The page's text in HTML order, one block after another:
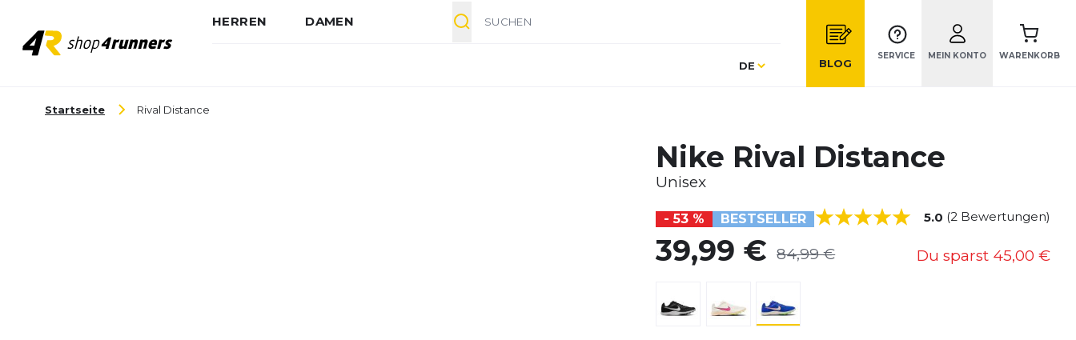
HERREN DAMEN
Sprache
DE BLOG
SERVICE MEIN KONTO WARENKORB
Startseite Rival Distance
Nike Rival Distance
Unisex
- 53 % BESTSELLER 5.0 (2 Bewertungen)
39,99 € 84,99 € Du sparst 45,00 €